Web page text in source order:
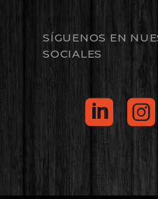
SÍGUENOS EN
SOCIALES